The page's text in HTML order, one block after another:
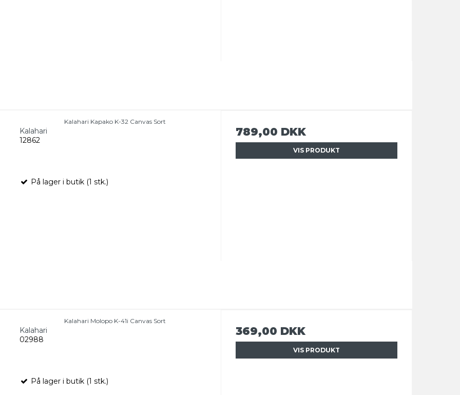
Kalahari Kapako K-32 Canvas Sort
Kalahari
12862
På lager i butik (1 stk.)
789,00 DKK
VIS PRODUKT
Kalahari Molopo K-41i Canvas Sort
Kalahari
02988
På lager i butik (1 stk.)
369,00 DKK
VIS PRODUKT